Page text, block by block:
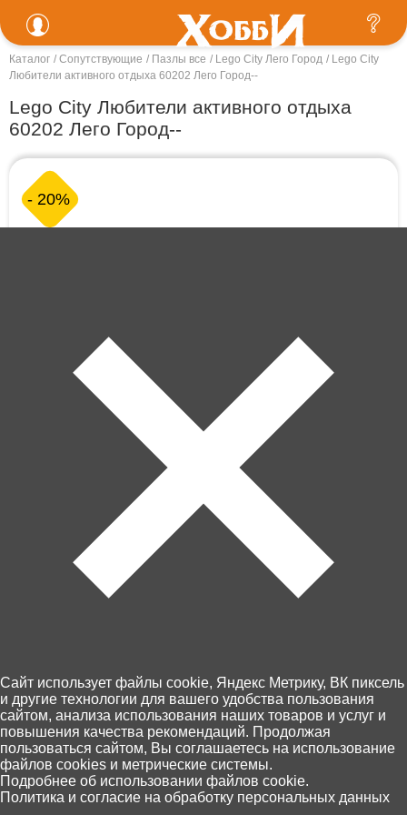
Каталог Сопутствующие Пазлы все Lego City Лего Город
Lego City
Любители активного отдыха 60202 Лего Город--
Lego City Любители активного отдыха
60202 Лего Город--
- 20%
Артикул: 60202
Контакты
Доставка и оплата
Магазины
Возврат товара
Персональные данные
Главная Каталог Корзина
0
Избранное Поиск
Cайт использует файлы cookie, Яндекс Метрику, ВК пиксель
и другие технологии для вашего удобства пользования
сайтом, анализа использования наших товаров и услуг и
повышения качества рекомендаций. Продолжая
пользоваться сайтом, Вы соглашаетесь на использование
файлов cookies и метрические системы.
Подробнее об использовании файлов cookie.
Политика и согласие на обработку персональных данных